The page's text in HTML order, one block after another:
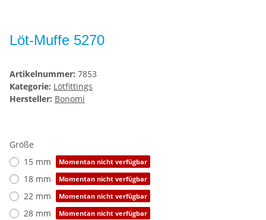
Löt-Muffe 5270
Artikelnummer: 7853
Kategorie: Lötfittings
Hersteller: Bonomi
Größe
15 mm
Momentan nicht verfügbar
18 mm Momentan nicht verfügbar
22 mm Momentan nicht verfügbar
28 mm Momentan nicht verfügbar